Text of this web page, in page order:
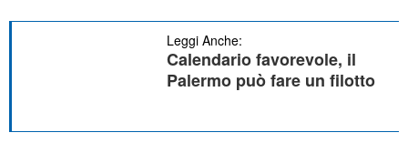
Leggi Anche:
Calendario favorevole, il
Palermo può fare un filotto